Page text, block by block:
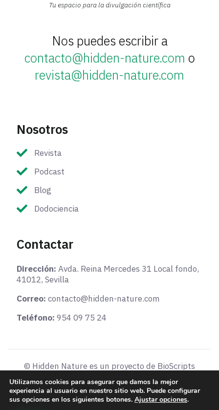
Tu espacio para la divulgación científica
Nos puedes escribir a
contacto@hidden-nature.com o
revista@hidden-nature.com
Nosotros
Revista
Podcast
Blog
Dodociencia
Contactar
Dirección: Avda. Reina Mercedes 31 Local fondo,
41012, Sevilla
Correo: contacto@hidden-nature.com
Teléfono: 954 09 75 24
© Hidden Nature es un proyecto de BioScripts
Aviso legal-Términos y condiciones - Política de
cookies
Utilizamos cookies para asegurar que damos la mejor
experiencia al usuario en nuestro sitio web. Puede configurar
sus opciones en los siguientes botones. Ajustar opciones.